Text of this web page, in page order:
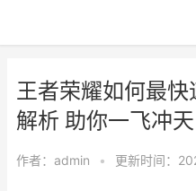
王者荣耀如何最
解析 助你一飞冲天
作者： admin • 更新时间：